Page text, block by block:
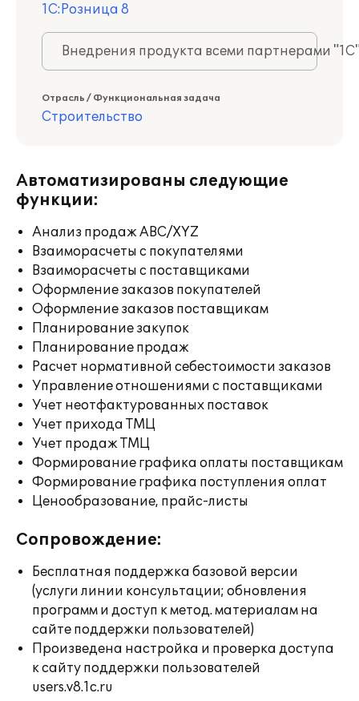
1С:Розница 8
Внедрения продукта всеми партнерами
Отрасль / Функциональная задача
Строительство
Автоматизированы следующие
функции:
Анализ продаж ABC/XYZ
Взаиморасчеты с покупателями
Взаиморасчеты с поставщиками
Оформление заказов покупателей
Оформление заказов поставщикам
Планирование закупок
Планирование продаж
Расчет нормативной себестоимости заказов
Управление отношениями с поставщиками
Учет неотфактурованных поставок
Учет прихода ТМЦ
Учет продаж ТМЦ
Формирование графика оплаты поставщикам
Формирование графика поступления оплат
Ценообразование, прайс-листы
Сопровождение:
Бесплатная поддержка базовой версии
(услуги линии консультации; обновления
программ и доступ к метод. материалам на
сайте поддержки пользователей)
Произведена настройка и проверка доступа
к сайту поддержки пользователей
users.v8.1c.ru